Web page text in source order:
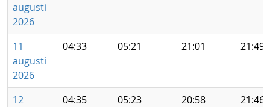
augusti
2026
11
augusti
2026
04:33 05:21 21:01 21:49
12
04:35 05:23 20:58 21:46